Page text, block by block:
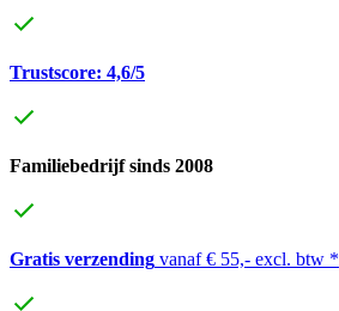
Trustscore: 4,6/5
Familiebedrijf sinds 2008
Gratis verzending vanaf € 55,- excl. btw *